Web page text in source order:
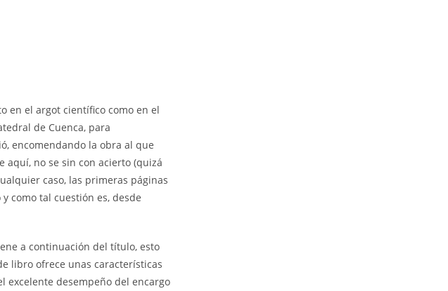
en el argot científico como en el
de Cuenca, para
encomendando la obra al que
aquí, no se sin con acierto (quizá
caso, las primeras páginas
como tal cuestión es, desde
a continuación del título, esto
libro ofrece unas características
excelente desempeño del encargo